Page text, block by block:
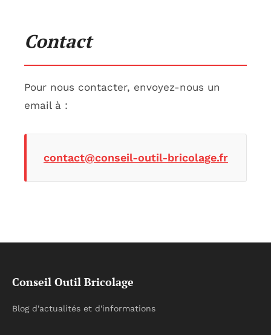
Contact
Pour nous contacter, envoyez-nous un
email à :
contact@conseil-outil-bricolage.fr
Conseil Outil Bricolage
Blog d'actualités et d'informations